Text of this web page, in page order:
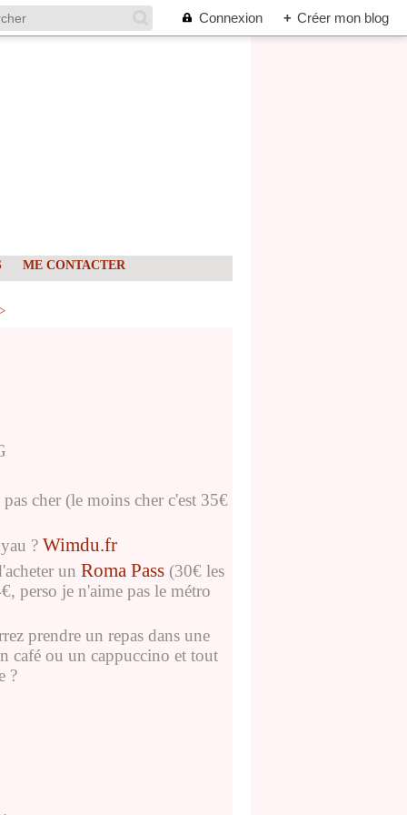
Connexion + Créer mon blog
ME CONTACTER
cher (le moins cher c'est 35€
? Wimdu.fr
un Roma Pass (30€ les
perso je n'aime pas le métro
prendre un repas dans une
café ou un cappuccino et tout
?